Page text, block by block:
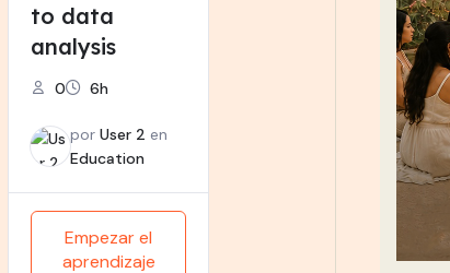
to data
analysis
0 6h
porUser 2 en
Education
Empezar el
aprendizaje